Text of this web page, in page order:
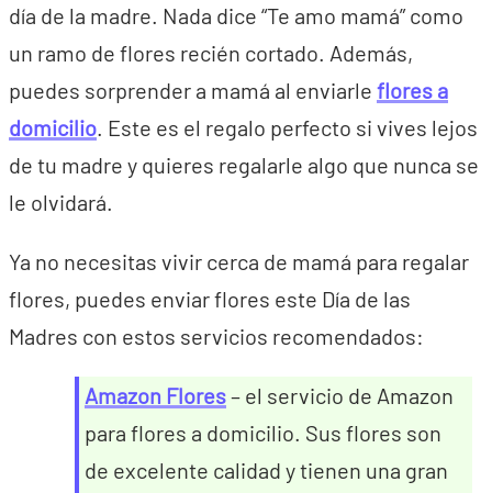
día de la madre. Nada dice “Te amo mamá” como
un ramo de flores recién cortado. Además,
puedes sorprender a mamá al enviarle flores a
domicilio. Este es el regalo perfecto si vives lejos
de tu madre y quieres regalarle algo que nunca se
le olvidará.
Ya no necesitas vivir cerca de mamá para regalar
flores, puedes enviar flores este Día de las
Madres con estos servicios recomendados:
Amazon Flores– el servicio de Amazon
para flores a domicilio. Sus flores son
de excelente calidad y tienen una gran